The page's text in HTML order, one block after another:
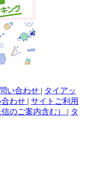
い合わせ | タイアッ
わせ | サイトご利用
のご案内含む） | タ